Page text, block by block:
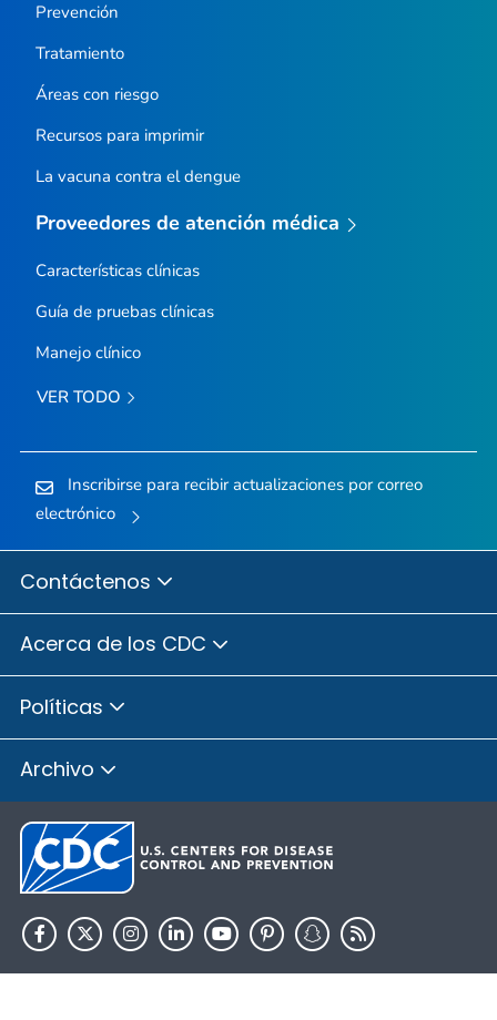
Prevención
Tratamiento
Áreas con riesgo
Recursos para imprimir
La vacuna contra el dengue
Proveedores de atención médica
Características clínicas
Guía de pruebas clínicas
Manejo clínico
VER TODO
Inscribirse para recibir actualizaciones por correo
electrónico
Contáctenos
Acerca de los CDC
Políticas
Archivo